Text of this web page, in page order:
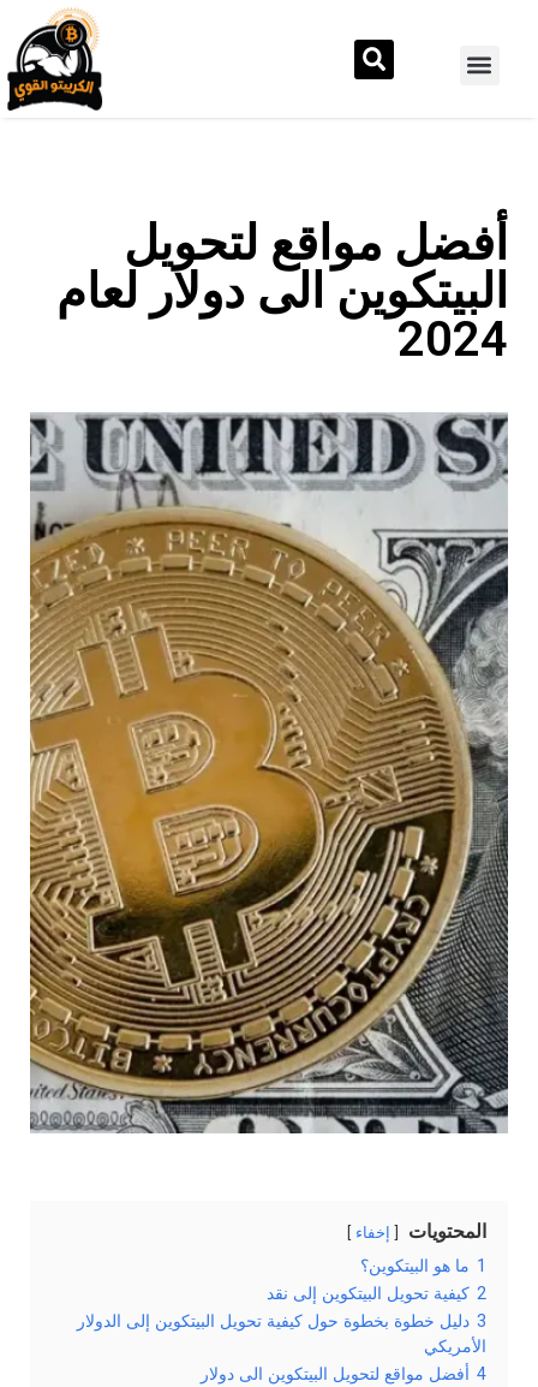
أفضل مواقع لتحويل
البيتكوين الى دولار لعام
2024
المحتويات إخفاء
1 ما هو البيتكوين؟
2 كيفية تحويل البيتكوين إلى نقد
3 دليل خطوة بخطوة حول كيفية تحويل البيتكوين إلى الدولار
الأمريكي
4 أفضل مواقع لتحويل البيتكوين الى دولار